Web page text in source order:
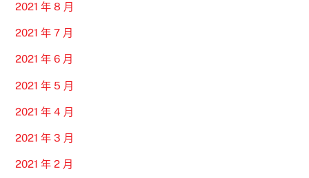
2021 年 8 月
2021 年 7 月
2021 年 6 月
2021 年 5 月
2021 年 4 月
2021 年 3 月
2021 年 2 月